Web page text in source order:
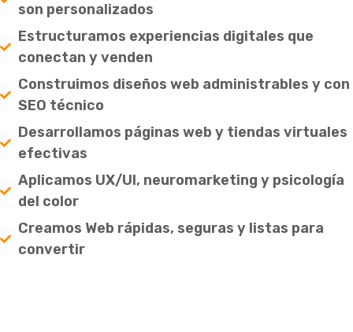
son personalizados
Estructuramos experiencias digitales que
conectan y venden
Construimos diseños web administrables y con
SEO técnico
Desarrollamos páginas web y tiendas virtuales
efectivas
Aplicamos UX/UI, neuromarketing y psicología
del color
Creamos Web rápidas, seguras y listas para
convertir